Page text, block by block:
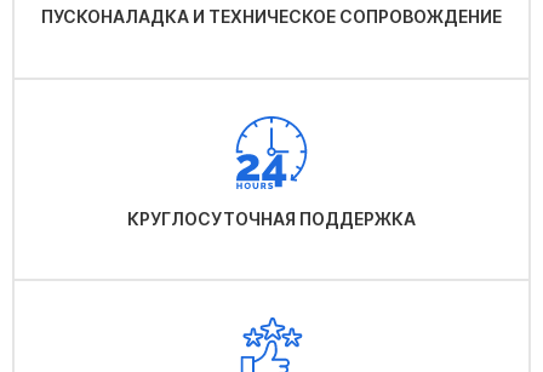
ПУСКОНАЛАДКА И ТЕХНИЧЕСКОЕ СОПРОВОЖДЕНИЕ
КРУГЛОСУТОЧНАЯ ПОДДЕРЖКА